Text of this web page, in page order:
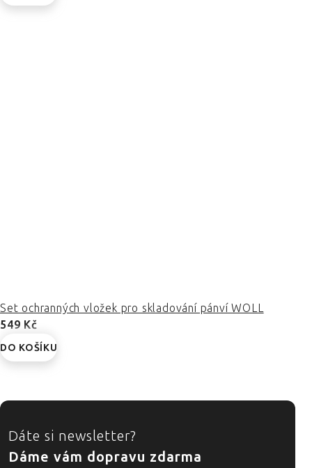
Set ochranných vložek pro skladování pánví WOLL
549 Kč
DO KOŠÍKU
ZÁPATÍ
Dáte si newsletter?
Dáme vám dopravu zdarma